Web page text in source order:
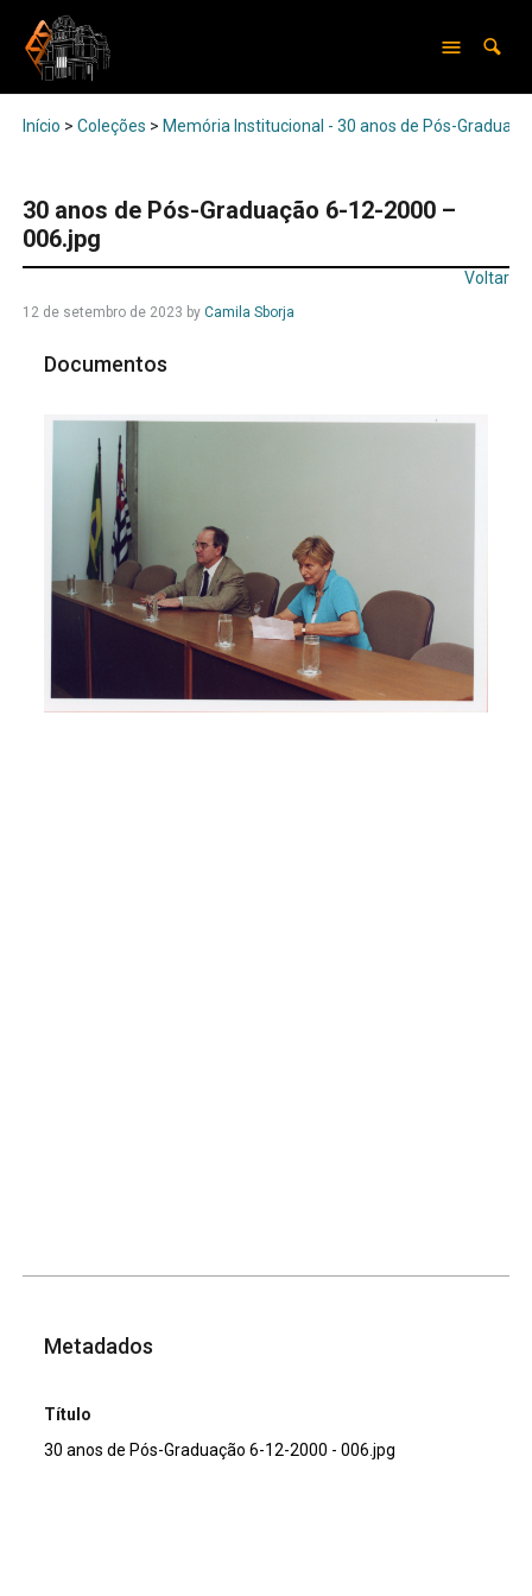
Início > Coleções > Memória Institucional - 30 anos de Pós-
30 anos de Pós-Graduação 6-12-2000 –
006.jpg
Voltar
12 de setembro de 2023 by Camila Sborja
Documentos
Metadados
Título
30 anos de Pós-Graduação 6-12-2000 - 006.jpg